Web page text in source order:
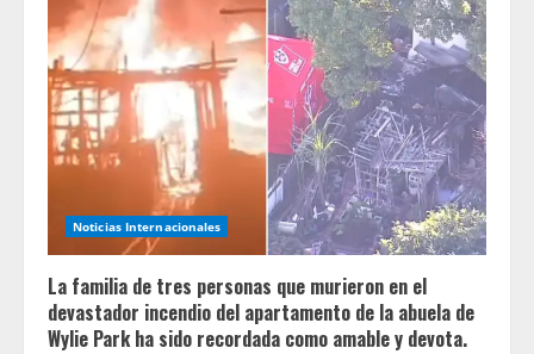
Noticias Internacionales
La familia de tres personas que murieron en el
devastador incendio del apartamento de la abuela de
Wylie Park ha sido recordada como amable y devota.